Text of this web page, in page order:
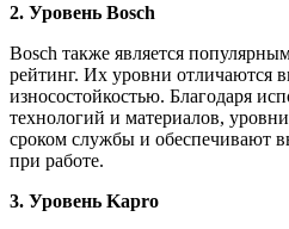
2. Уровень Bosch
Bosch также является
рейтинг. Их уровни отличаются
износостойкостью. Благодаря
технологий и материалов,
сроком службы и обеспечивают
при работе.
3. Уровень Kapro